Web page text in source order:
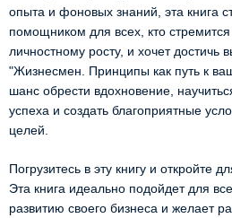
опыта и фоновых знаний, эта книга
помощником для всех, кто
личностному росту, и хочет достичь
"Жизнесмен. Принципы как путь к
шанс обрести вдохновение,
успеха и создать благоприятные
целей.
Погрузитесь в эту книгу и откройте
Эта книга идеально подойдет для
развитию своего бизнеса и желает